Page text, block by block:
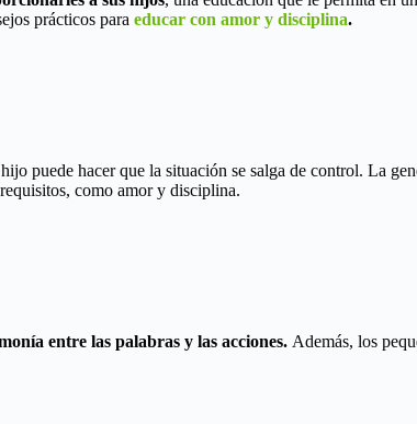
prácticos para educar con amor y disciplina.
puede hacer que la situación se salga de control. La
como amor y disciplina.
entre las palabras y las acciones. Además, los